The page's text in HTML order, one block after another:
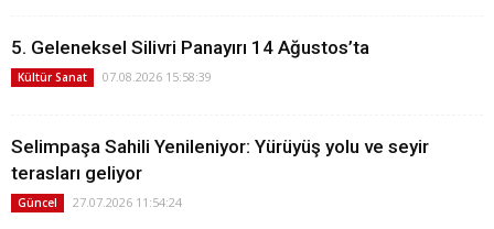
5. Geleneksel Silivri Panayırı 14 Ağustos’ta
Kültür Sanat 07.08.2026 15:58:39
Selimpaşa Sahili Yenileniyor: Yürüyüş yolu ve seyir
terasları geliyor
Güncel 27.07.2026 11:54:24